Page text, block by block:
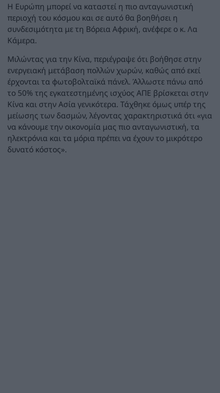
Η Ευρώπη μπορεί να καταστεί η πιο ανταγωνιστική
περιοχή του κόσμου και σε αυτό θα βοηθήσει η
συνδεσιμότητα με τη Βόρεια Αφρική, ανέφερε ο κ. Λα
Κάμερα.
Μιλώντας για την Κίνα, περιέγραψε ότι βοήθησε στην
ενεργειακή μετάβαση πολλών χωρών, καθώς από εκεί
έρχονται τα φωτοβολταϊκά πάνελ. Άλλωστε πάνω από
το 50% της εγκατεστημένης ισχύος ΑΠΕ βρίσκεται στην
Κίνα και στην Ασία γενικότερα. Τάχθηκε όμως υπέρ της
μείωσης των δασμών, λέγοντας χαρακτηριστικά ότι «για
να κάνουμε την οικονομία μας πιο ανταγωνιστική, τα
ηλεκτρόνια και τα μόρια πρέπει να έχουν το μικρότερο
δυνατό κόστος».